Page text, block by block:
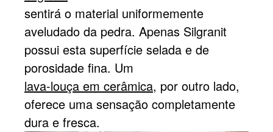
sentirá o material uniformemente
aveludado da pedra. Apenas Silgranit
possui esta superfície selada e de
porosidade fina. Um
lava-louça em cerâmica, por outro lado,
oferece uma sensação completamente
dura e fresca.